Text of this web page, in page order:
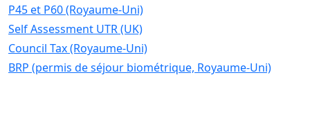
P45 et P60 (Royaume-Uni)
Self Assessment UTR (UK)
Council Tax (Royaume-Uni)
BRP (permis de séjour biométrique, Royaume-Uni)